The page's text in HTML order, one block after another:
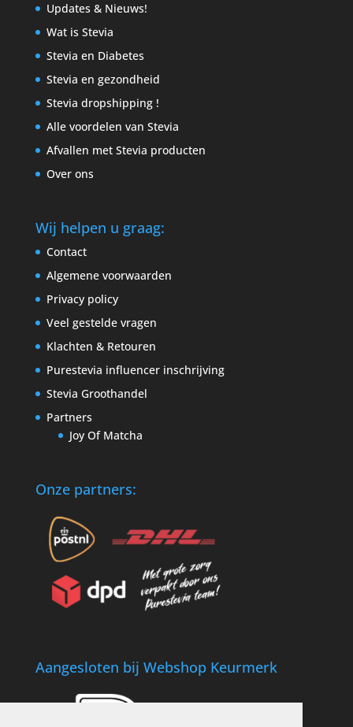
Updates & Nieuws!
Wat is Stevia
Stevia en Diabetes
Stevia en gezondheid
Stevia dropshipping !
Alle voordelen van Stevia
Afvallen met Stevia producten
Over ons
Wij helpen u graag:
Contact
Algemene voorwaarden
Privacy policy
Veel gestelde vragen
Klachten & Retouren
Purestevia influencer inschrijving
Stevia Groothandel
Partners
Joy Of Matcha
Onze partners:
Aangesloten bij Webshop Keurmerk